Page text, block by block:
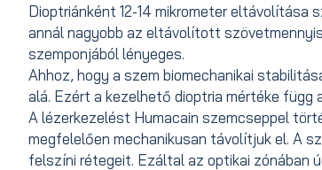
Dioptriánként 12-14 mikrometer eltávolítása
annál nagyobb az eltávolított
szemponjából lényeges.
Ahhoz, hogy a szem biomechanikai
alá. Ezért a kezelhető dioptria mértéke függ
A lézerkezelést Humacain szemcseppel
megfelelően mechanikusan távolítjuk el. A
felszíni rétegeit. Ezáltal az optikai zónában